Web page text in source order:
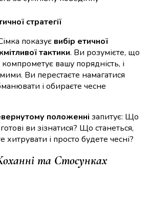
стратегії
показує вибір етичної
тактики. Ви розумієте, що
компрометує вашу порядність, і
Ви перестаєте намагатися
і обираєте чесне
положенні запитує: Що
ви зізнатися? Що станеться,
хитрувати і просто будете чесні?
та Стосунках